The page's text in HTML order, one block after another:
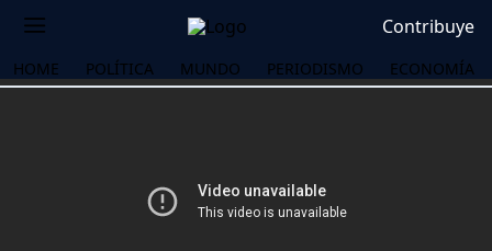
Contribuye
HOME POLÍTICA MUNDO PERIODISMO ECONOMÍA